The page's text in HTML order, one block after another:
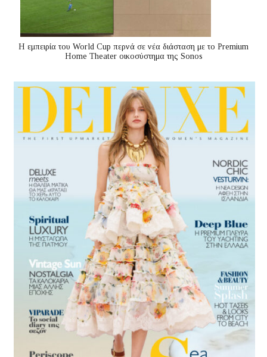
Η εμπειρία του World Cup περνά σε νέα διάσταση με το Premium
Home Theater οικοσύστημα της Sonos